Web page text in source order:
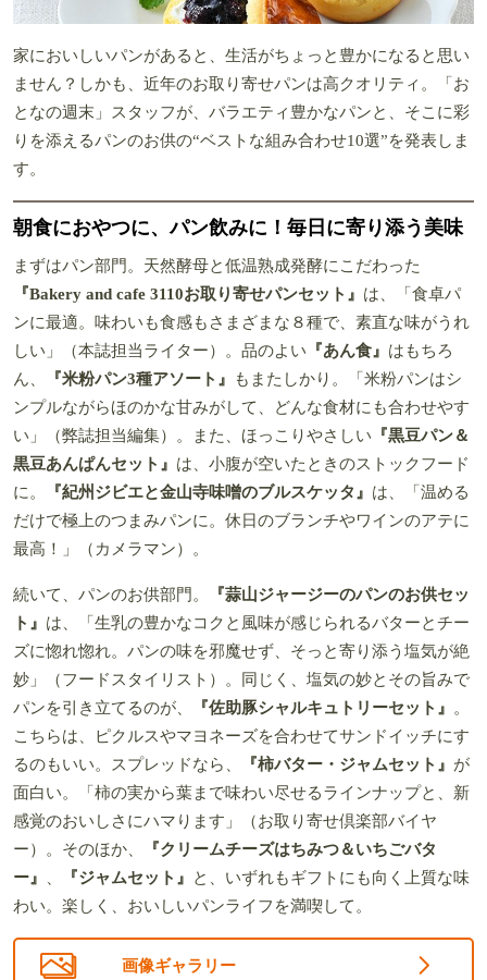
家においしいパンがあると、生活がちょっと豊かになると思い
ません？しかも、近年のお取り寄せパンは高クオリティ。「お
となの週末」スタッフが、バラエティ豊かなパンと、そこに彩
りを添えるパンのお供の“ベストな組み合わせ10選”を発表しま
す。
朝食におやつに、パン飲みに！毎日に寄り添う美味
まずはパン部門。天然酵母と低温熟成発酵にこだわった
『Bakery and cafe 3110お取り寄せパンセット』 は、「食卓パ
ンに最適。味わいも食感もさまざまな８種で、素直な味がうれ
しい」（本誌担当ライター）。品のよい 『あん食』 はもちろ
ん、
『米粉パン3種アソート』
もまたしかり。「米粉パンはシ
ンプルながらほのかな甘みがして、どんな食材にも合わせやす
い」（弊誌担当編集）。また、ほっこりやさしい 『黒豆パン＆
黒豆あんぱんセット』 は、小腹が空いたときのストックフード
に。
『紀州ジビエと金山寺味噌のブルスケッタ』 は、「温める
だけで極上のつまみパンに。休日のブランチやワインのアテに
最高！」（カメラマン）。
続いて、パンのお供部門。
『蒜山ジャージーのパンのお供セッ
ト』 は、「生乳の豊かなコクと風味が感じられるバターとチー
ズに惚れ惚れ。パンの味を邪魔せず、そっと寄り添う塩気が絶
妙」（フードスタイリスト）。同じく、塩気の妙とその旨みで
パンを引き立てるのが、
『佐助豚シャルキュトリーセット』
。
こちらは、ピクルスやマヨネーズを合わせてサンドイッチにす
るのもいい。スプレッドなら、
『柿バター・ジャムセット』 が
面白い。「柿の実から葉まで味わい尽せるラインナップと、新
感覚のおいしさにハマります」（お取り寄せ倶楽部バイヤ
ー）。そのほか、
『クリームチーズはちみつ＆いちごバタ
ー』
『ジャムセット』
と、いずれもギフトにも向く上質な味
わい。楽しく、おいしいパンライフを満喫して。
画像ギャラリー